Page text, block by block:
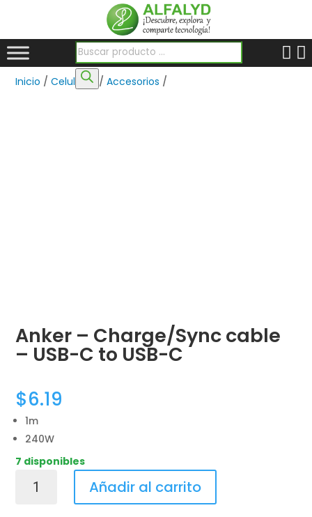
Búsqueda de productos
Inicio /Celulares /Accesorios /
Anker – Charge/Sync cable
– USB-C to USB-C
$6.19
1m
240W
7 disponibles
Charge/Sync
Añadir al carrito